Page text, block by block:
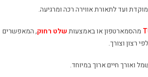
ועד לתאורת אווירה רכה ומרגיעה.
מהסמארטפון או באמצעותשלט רחוק, המאפשרים
רצון וצורך.
ואורך חיים ארוך במיוחד.